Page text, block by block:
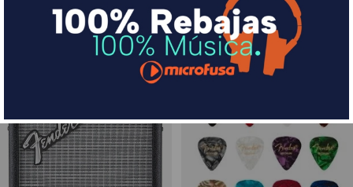
Slinky Regular 10-46
Precio
habitual
17,00 €
● Entrega en 1-2 días